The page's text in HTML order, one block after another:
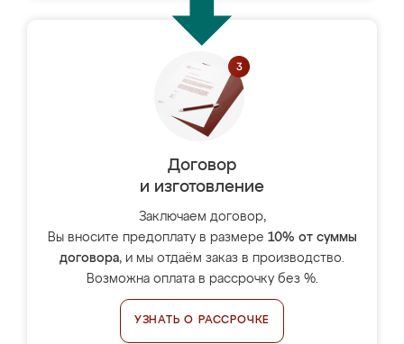
Договор
и изготовление
Заключаем договор,
Вы вносите предоплату в размере 10% от суммы
договора, и мы отдаём заказ в производство.
Возможна оплата в рассрочку без %.
УЗНАТЬ О РАССРОЧКЕ